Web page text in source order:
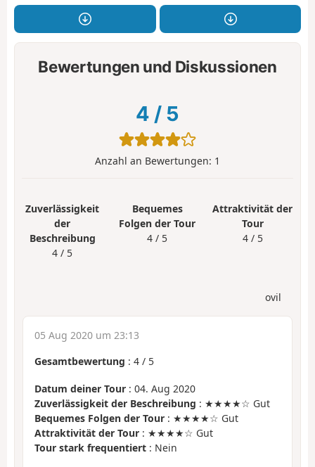
Bewertungen und Diskussionen
4 / 5
Anzahl an Bewertungen: 1
Zuverlässigkeit
der
Beschreibung
4 / 5
Bequemes
Folgen der Tour
4 / 5
Attraktivität der
Tour
4 / 5
ovil
05 Aug 2020 um 23:13
Gesamtbewertung : 4 / 5
Datum deiner Tour : 04. Aug 2020
Zuverlässigkeit der Beschreibung : ★★★★☆ Gut
Bequemes Folgen der Tour : ★★★★☆ Gut
Attraktivität der Tour : ★★★★☆ Gut
Tour stark frequentiert : Nein